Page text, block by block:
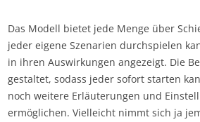
Das Modell bietet jede Menge über
jeder eigene Szenarien durchspielen
in ihren Auswirkungen angezeigt. Die
gestaltet, sodass jeder sofort starten
noch weitere Erläuterungen und
ermöglichen. Vielleicht nimmt sich ja